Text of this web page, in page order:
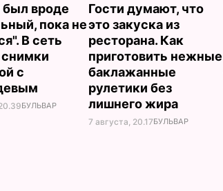
вроде
пока не
В сеть
с
БУЛЬВАР
Гости думают, что
это закуска из
ресторана. Как
приготовить нежные
баклажанные
рулетики без
лишнего жира
7 августа, 20.17БУЛЬВАР